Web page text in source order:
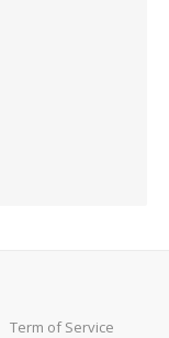
Term of Service